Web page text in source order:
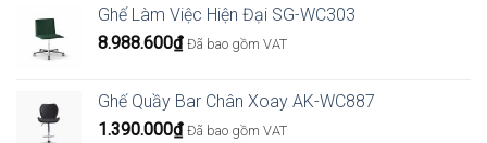
Ghế Làm Việc Hiện Đại SG-WC303
8.988.600₫ Đã bao gồm VAT
Ghế Quầy Bar Chân Xoay AK-WC887
1.390.000₫ Đã bao gồm VAT